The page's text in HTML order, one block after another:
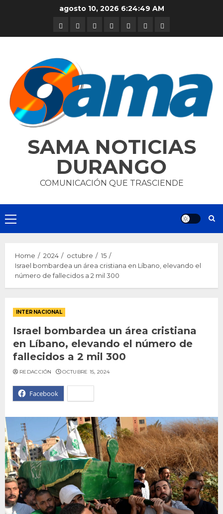
agosto 10, 2026 6:24:50 AM
DURANGO
NACIONAL
INTERNACIONAL
DEPORTES
ENTRETENIMIENTO
CIENCIA
Y
OPINION
SAMA NOTICIAS
DURANGO
COMUNICACIÓN QUE TRASCIENDE
Primary
Menu
Home 2024 octubre
15
Israel bombardea un área cristiana en Líbano, elevando el
número de fallecidos a 2 mil 300
INTERNACIONAL
Israel bombardea un área cristiana
en Líbano, elevando el número de
fallecidos a 2 mil 300
Facebook
REDACCIÓN OCTUBRE 15, 2024